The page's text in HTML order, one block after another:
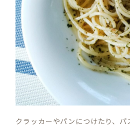
クラッカーやパンにつけたり、パ